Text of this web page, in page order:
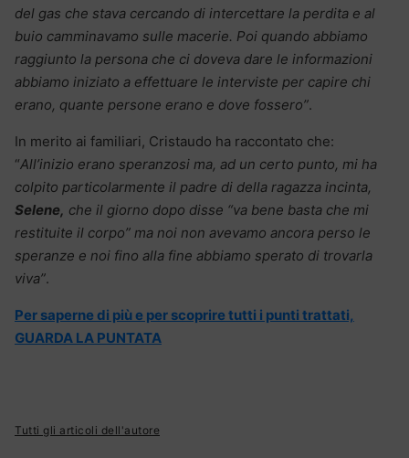
del gas che stava cercando di intercettare la perdita e al
buio camminavamo sulle macerie. Poi quando abbiamo
raggiunto la persona che ci doveva dare le informazioni
abbiamo iniziato a effettuare le interviste per capire chi
erano, quante persone erano e dove fossero”.
In merito ai familiari, Cristaudo ha raccontato che:
“All’inizio erano speranzosi ma, ad un certo punto, mi ha
colpito particolarmente il padre di della ragazza incinta,
Selene, che il giorno dopo disse “va bene basta che mi
restituite il corpo” ma noi non avevamo ancora perso le
speranze e noi fino alla fine abbiamo sperato di trovarla
viva”.
Per saperne di più e per scoprire tutti i punti trattati,
GUARDA LA PUNTATA
Tutti gli articoli dell'autore